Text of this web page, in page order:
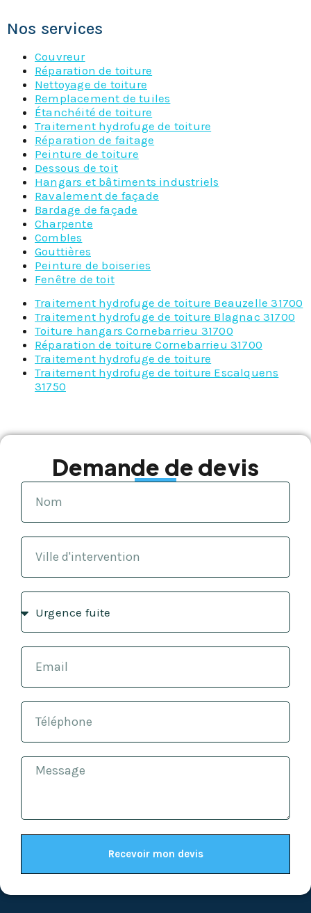
Nos services
Couvreur
Réparation de toiture
Nettoyage de toiture
Remplacement de tuiles
Étanchéité de toiture
Traitement hydrofuge de toiture
Réparation de faitage
Peinture de toiture
Dessous de toit
Hangars et bâtiments industriels
Ravalement de façade
Bardage de façade
Charpente
Combles
Gouttières
Peinture de boiseries
Fenêtre de toit
Traitement hydrofuge de toiture Beauzelle 31700
Traitement hydrofuge de toiture Blagnac 31700
Toiture hangars Cornebarrieu 31700
Réparation de toiture Cornebarrieu 31700
Traitement hydrofuge de toiture
Traitement hydrofuge de toiture Escalquens
31750
Demande de devis
Recevoir mon devis